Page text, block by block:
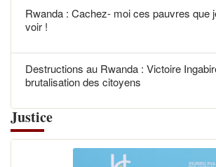
Rwanda : Cachez- moi ces pauvres que
voir !
Destructions au Rwanda : Victoire
brutalisation des citoyens
Justice